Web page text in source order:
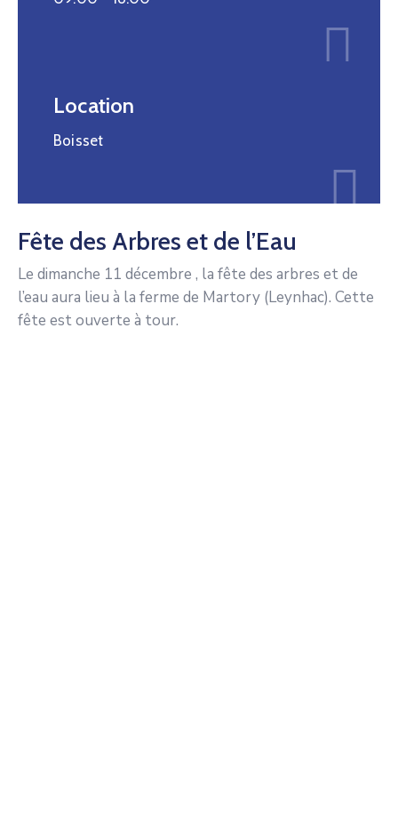
Location
Boisset
Fête des Arbres et de l’Eau
Le dimanche 11 décembre , la fête des arbres et de
l’eau aura lieu à la ferme de Martory (Leynhac). Cette
fête est ouverte à tour.